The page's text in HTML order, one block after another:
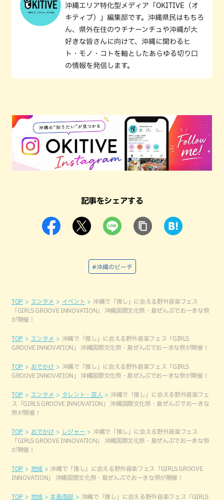
沖縄エリア特化型メディア「OKITIVE（オ
キティブ）」編集部です。沖縄県民はもちろ
ん、県外在住のウチナーンチュや沖縄が大
好きな皆さんに向けて、沖縄に関わるヒ
ト・モノ・コトを軸としたあらゆる切り口
の情報を発信します。
記事をシェアする
#沖縄のビーチ
TOP エンタメ イベント
沖縄で「推し」に会える野外音楽フェス
「GIRLS GROOVE INNOVATION」 沖縄国際文化祭・島ぜんぶでおーきな祭
が開催！
TOP エンタメ
沖縄で「推し」に会える野外音楽フェス「GIRLS
GROOVE INNOVATION」 沖縄国際文化祭・島ぜんぶでおーきな祭が開催！
TOP おでかけ
沖縄で「推し」に会える野外音楽フェス「GIRLS
GROOVE INNOVATION」 沖縄国際文化祭・島ぜんぶでおーきな祭が開催！
TOP エンタメ タレント・芸人
沖縄で「推し」に会える野外音楽フェ
ス「GIRLS GROOVE INNOVATION」 沖縄国際文化祭・島ぜんぶでおーきな
祭が開催！
TOP おでかけ レジャー
沖縄で「推し」に会える野外音楽フェス
「GIRLS GROOVE INNOVATION」 沖縄国際文化祭・島ぜんぶでおーきな祭
が開催！
TOP 地域
沖縄で「推し」に会える野外音楽フェス「GIRLS GROOVE
INNOVATION」 沖縄国際文化祭・島ぜんぶでおーきな祭が開催！
TOP 地域 本島南部
沖縄で「推し」に会える野外音楽フェス「GIRLS